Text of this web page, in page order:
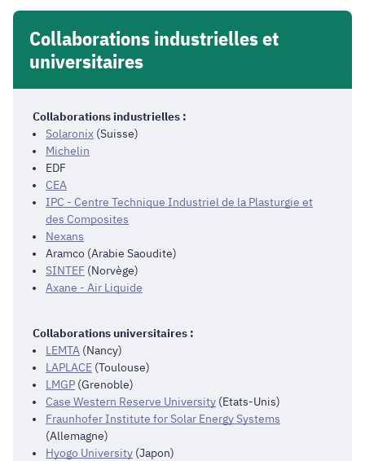
Fuel
Cell
Operation
Collaborations industrielles et
universitaires
Collaborations industrielles :
Solaronix (Suisse)
Michelin
EDF
CEA
IPC - Centre Technique Industriel de la Plasturgie et
des Composites
Nexans
Aramco (Arabie Saoudite)
SINTEF (Norvège)
Axane - Air Liquide
Collaborations universitaires :
LEMTA (Nancy)
LAPLACE (Toulouse)
LMGP (Grenoble)
Case Western Reserve University (Etats-Unis)
Fraunhofer Institute for Solar Energy Systems
(Allemagne)
Hyogo University (Japon)